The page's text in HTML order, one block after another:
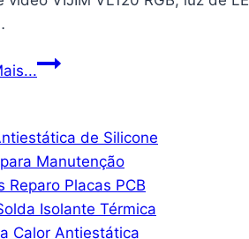
Luz
VIJIM
VL120
RGB,
luz
de